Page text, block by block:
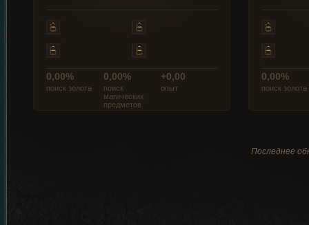
0,00%
поиск золота
0,00%
поиск
магических
предметов
+0,00
опыт
0,00%
поиск золота
Последнее